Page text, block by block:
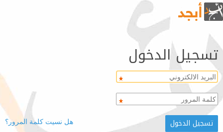
تسجيل الدخول
هل نسيت كلمة المرور؟